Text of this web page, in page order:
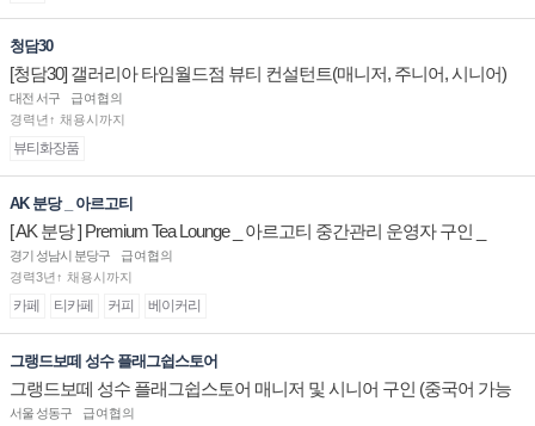
청담30
[청담30] 갤러리아 타임월드점 뷰티 컨설턴트(매니저, 주니어, 시니어)
채용
대전 서구
급여협의
경력년↑ 채용시까지
뷰티화장품
AK 분당 _ 아르고티
[ AK 분당 ] Premium Tea Lounge _ 아르고티 중간관리 운영자 구인 _
경기 성남시 분당구
급여협의
경력3년↑ 채용시까지
카페 티카페 커피 베이커리
그랭드보떼 성수 플래그쉽스토어
그랭드보떼 성수 플래그쉽스토어 매니저 및 시니어 구인 (중국어 가능
자)
서울 성동구
급여협의